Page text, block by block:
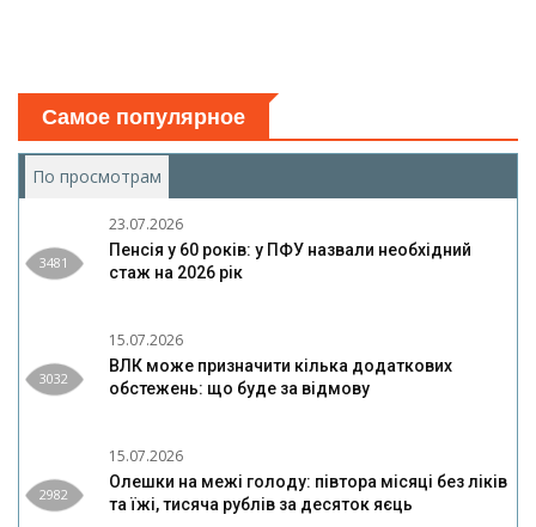
Самое популярное
По просмотрам
3481
23.07.2026
Пенсія у 60 років: у ПФУ назвали необхідний
стаж на 2026 рік
3032
15.07.2026
ВЛК може призначити кілька додаткових
обстежень: що буде за відмову
2982
15.07.2026
Олешки на межі голоду: півтора місяці без ліків
та їжі, тисяча рублів за десяток яєць